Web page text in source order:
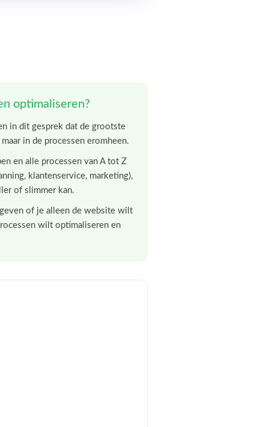
optimaliseren?
in dit gesprek dat de grootste
in de processen eromheen.
en alle processen van A tot Z
klantenservice, marketing),
of slimmer kan.
of je alleen de website wilt
wilt optimaliseren en